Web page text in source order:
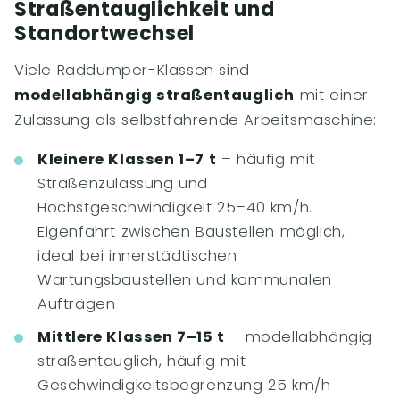
Straßentauglichkeit und
Standortwechsel
Viele Raddumper-Klassen sind
modellabhängig straßentauglich mit einer
Zulassung als selbstfahrende Arbeitsmaschine:
Kleinere Klassen 1–7 t – häufig mit
Straßenzulassung und
Höchstgeschwindigkeit 25–40 km/h.
Eigenfahrt zwischen Baustellen möglich,
ideal bei innerstädtischen
Wartungsbaustellen und kommunalen
Aufträgen
Mittlere Klassen 7–15 t – modellabhängig
straßentauglich, häufig mit
Geschwindigkeitsbegrenzung 25 km/h